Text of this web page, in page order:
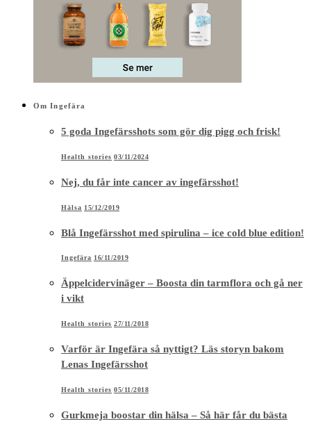
Om Ingefära
5 goda Ingefärsshots som gör dig pigg och frisk!
Health stories 03/11/2024
Nej, du får inte cancer av ingefärsshot!
Hälsa 15/12/2019
Blå Ingefärsshot med spirulina – ice cold blue edition!
Ingefära 16/11/2019
Äppelcidervinäger – Boosta din tarmflora och gå ner
i vikt
Health stories 27/11/2018
Varför är Ingefära så nyttigt? Läs storyn bakom
Lenas Ingefärsshot
Health stories 05/11/2018
Gurkmeja boostar din hälsa – Så här får du bästa